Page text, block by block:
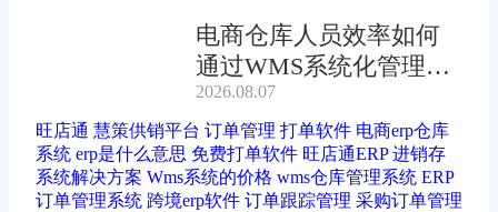
电商仓库人员效率如何
通过WMS系统化管理提
升?
2026.08.07
旺店通 慧策供销平台 订单管理 打单软件 电商erp仓库
系统 erp是什么意思 免费打单软件 旺店通ERP 进销存
系统解决方案 Wms系统的价格 wms仓库管理系统 ERP
订单管理系统 跨境erp软件 订单跟踪管理 采购订单管理